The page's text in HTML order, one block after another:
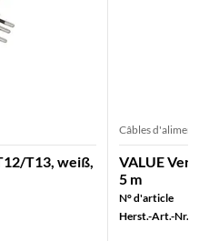
T13, weiß,
Câbles
VALUE
5 m
N° d'article
Herst.-Art.-Nr.: